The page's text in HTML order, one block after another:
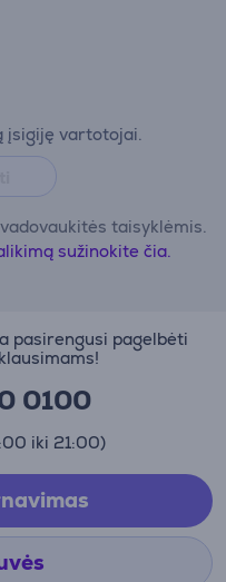
įsigiję vartotojai.
taisyklėmis.
sužinokite čia.
pasirengusi pagelbėti
0100
iki 21:00)